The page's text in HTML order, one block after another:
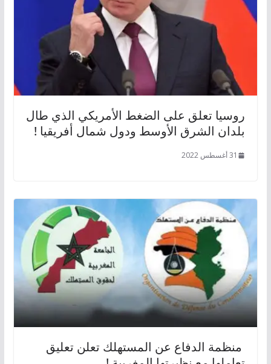
روسيا تعلق على الضغط الأمريكي الذي طال
بلدان الشرق الأوسط ودول شمال أفريقيا !
31 أغسطس 2022
منظمة الدفاع عن المستهلك تعلن تعليق